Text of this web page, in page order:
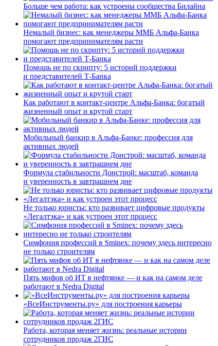
Больше чем работа: как устроены сообщества Билайна
Немалый бизнес: как менеджеры ММБ Альфа-Банка
помогают предпринимателям расти
Помощь не по скрипту: 5 историй поддержки
и представителей Т-Банка
Как работают в контакт-центре Альфа-Банка: богатый
жизненный опыт и крутой старт
Мобильный банкир в Альфа-Банке: профессия для
активных людей
Формула стабильности Донстрой: масштаб, команда
и уверенность в завтрашнем дне
Не только юристы: кто развивает цифровые продукты
«Легалтэка» и как устроен этот процесс
Симфония профессий в Sminex: почему здесь интересно
не только строителям
Пять мифов об ИТ в нефтянке — и как на самом деле
работают в Nedra Digital
«ВсеИнструменты.ру» для построения карьеры
Работа, которая меняет жизнь: реальные истории
сотрудников продаж 2ГИС